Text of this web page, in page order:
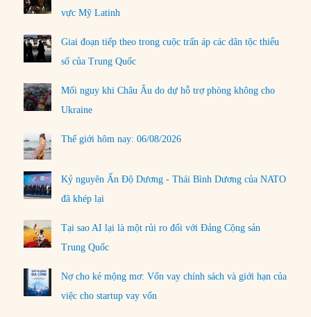
vực Mỹ Latinh
Giai đoạn tiếp theo trong cuộc trấn áp các dân tộc thiểu
số của Trung Quốc
Mối nguy khi Châu Âu do dự hỗ trợ phòng không cho
Ukraine
Thế giới hôm nay: 06/08/2026
Kỷ nguyên Ấn Độ Dương - Thái Bình Dương của NATO
đã khép lại
Tại sao AI lại là một rủi ro đối với Đảng Cộng sản
Trung Quốc
Nợ cho kẻ mộng mơ: Vốn vay chính sách và giới hạn của
việc cho startup vay vốn